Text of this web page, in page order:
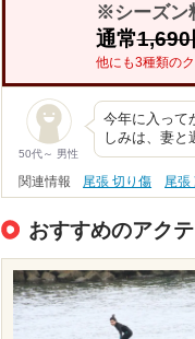
※シーズン
通常1,690
他にも3種類の
50代～ 男性
今年に入って
しみは、妻
関連情報 尾張 切り傷 尾張
おすすめのアク